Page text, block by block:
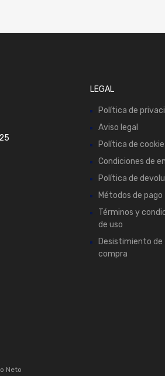
LEGAL
Política de
Aviso legal
Política de
Condiciones de
Política de
Métodos de pago
Términos y
de uso
Desistimiento de
compra
Neto